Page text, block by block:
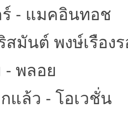
- แมคอินทอช
สมันต์ พงษ์เรือง
- พลอย
แล้ว - โอเวชั่น